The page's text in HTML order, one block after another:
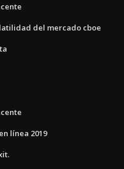
del mercado cboe
línea 2019